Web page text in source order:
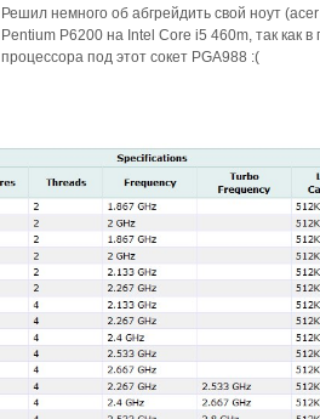
Решил немного об абгрейдить свой ноут
Pentium P6200 на Intel Core i5 460m, так как
процессора под этот сокет PGA988 :(